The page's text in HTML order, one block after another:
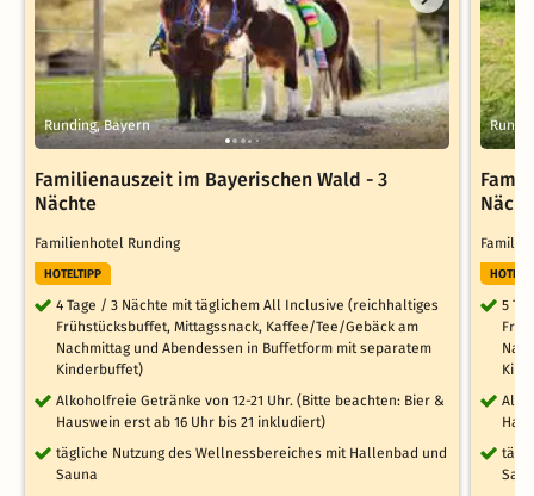
Runding, Bayern
Familienauszeit im Bayerischen Wald - 3
Nächte
Familienhotel Runding
HOTELTIPP
4 Tage / 3 Nächte mit täglichem All Inclusive (reichhaltiges
Frühstücksbuffet, Mittagssnack, Kaffee/Tee/Gebäck am
Nachmittag und Abendessen in Buffetform mit separatem
Kinderbuffet)
Alkoholfreie Getränke von 12-21 Uhr. (Bitte beachten: Bier &
Hauswein erst ab 16 Uhr bis 21 inkludiert)
tägliche Nutzung des Wellnessbereiches mit Hallenbad und
Sauna
5